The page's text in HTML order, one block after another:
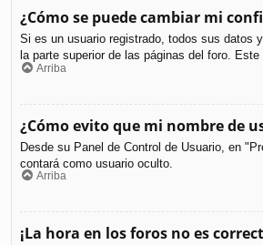
¿Cómo se puede cambiar mi
Si es un usuario registrado, todos sus datos
la parte superior de las páginas del foro.
Arriba
¿Cómo evito que mi nombre de
Desde su Panel de Control de Usuario, en
contará como usuario oculto.
Arriba
¡La hora en los foros no es